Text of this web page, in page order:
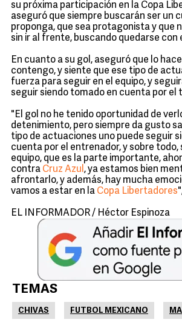
su próxima participación en la Copa
aseguró que siempre buscarán ser un
proponga, que sea protagonista y que
sin ir al frente, buscando quedarse con
En cuanto a su gol, aseguró que lo
contengo, y siente que ese tipo de
fuerza para seguir en el equipo, y
seguir siendo tomado en cuenta por el
"El gol no he tenido oportunidad de
detenimiento, pero siempre da gusto
tipo de actuaciones uno puede seguir
cuenta por el entrenador, y sobre todo,
equipo, que es la parte importante,
contra Cruz Azul , ya estamos bien
afrontarlo, y además, hay mucha
vamos a estar en la Copa Libertadores
EL INFORMADOR / Héctor Espinoza
TEMAS
CHIVAS FUTBOL MEXICANO